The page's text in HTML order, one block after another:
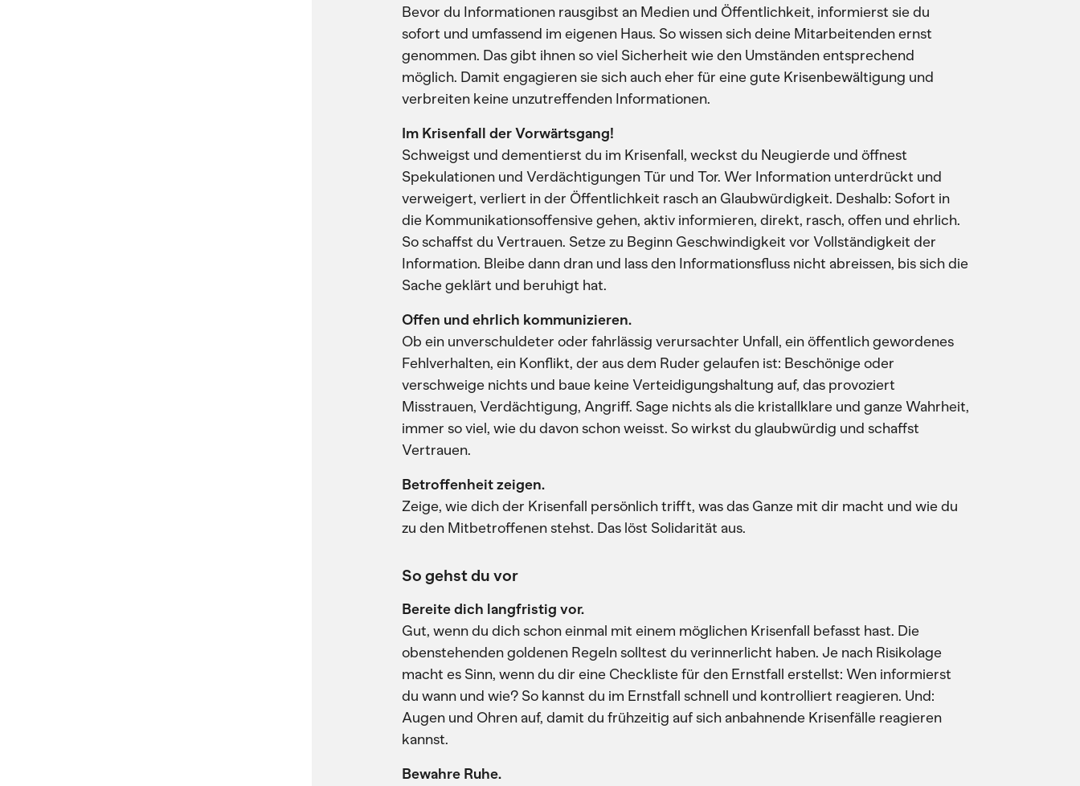
Bevor du Informationen rausgibst an Medien und Öffentlichkeit, informierst sie du
sofort und umfassend im eigenen Haus. So wissen sich deine Mitarbeitenden ernst
genommen. Das gibt ihnen so viel Sicherheit wie den Umständen entsprechend
möglich. Damit engagieren sie sich auch eher für eine gute Krisenbewältigung und
verbreiten keine unzutreffenden Informationen.
Im Krisenfall der Vorwärtsgang!
Schweigst und dementierst du im Krisenfall, weckst du Neugierde und öffnest
Spekulationen und Verdächtigungen Tür und Tor. Wer Information unterdrückt und
verweigert, verliert in der Öffentlichkeit rasch an Glaubwürdigkeit. Deshalb: Sofort in
die Kommunikationsoffensive gehen, aktiv informieren, direkt, rasch, offen und ehrlich.
So schaffst du Vertrauen. Setze zu Beginn Geschwindigkeit vor Vollständigkeit der
Information. Bleibe dann dran und lass den Informationsfluss nicht abreissen, bis sich die
Sache geklärt und beruhigt hat.
Offen und ehrlich kommunizieren.
Ob ein unverschuldeter oder fahrlässig verursachter Unfall, ein öffentlich gewordenes
Fehlverhalten, ein Konflikt, der aus dem Ruder gelaufen ist: Beschönige oder
verschweige nichts und baue keine Verteidigungshaltung auf, das provoziert
Misstrauen, Verdächtigung, Angriff. Sage nichts als die kristallklare und ganze Wahrheit,
immer so viel, wie du davon schon weisst. So wirkst du glaubwürdig und schaffst
Vertrauen.
Betroffenheit zeigen.
Zeige, wie dich der Krisenfall persönlich trifft, was das Ganze mit dir macht und wie du
zu den Mitbetroffenen stehst. Das löst Solidarität aus.
So gehst du vor
Bereite dich langfristig vor.
Gut, wenn du dich schon einmal mit einem möglichen Krisenfall befasst hast. Die
obenstehenden goldenen Regeln solltest du verinnerlicht haben. Je nach Risikolage
macht es Sinn, wenn du dir eine Checkliste für den Ernstfall erstellst: Wen informierst
du wann und wie? So kannst du im Ernstfall schnell und kontrolliert reagieren. Und:
Augen und Ohren auf, damit du frühzeitig auf sich anbahnende Krisenfälle reagieren
kannst.
Bewahre Ruhe.